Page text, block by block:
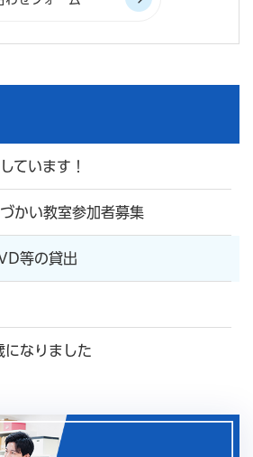
ています！
かい教室参加者募集
等の貸出
なりました